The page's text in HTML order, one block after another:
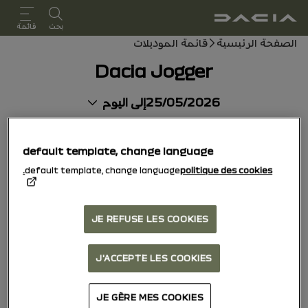
دليل المستخدم
بحث قائمة
مسار التنقل
الصفحة الرئيسية قائمة الموديلات
Dacia Jogger
25/05/2026إلى اليوم
default template, change language
default template, change languagepolitique des cookies.
JE REFUSE LES COOKIES
J'ACCEPTE LES COOKIES
JE GÈRE MES COOKIES